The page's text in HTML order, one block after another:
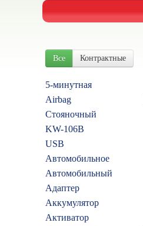
Все Контрактные
5-минутная
Airbag
Cтояночный
KW-106B
USB
Автомобильное
Автомобильный
Адаптер
Аккумулятор
Активатор